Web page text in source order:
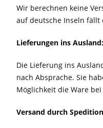
Wir berechnen keine
auf deutsche Inseln fällt
Lieferungen ins Ausland:
Die Lieferung ins
nach Absprache. Sie
Möglichkeit die Ware
Versand durch